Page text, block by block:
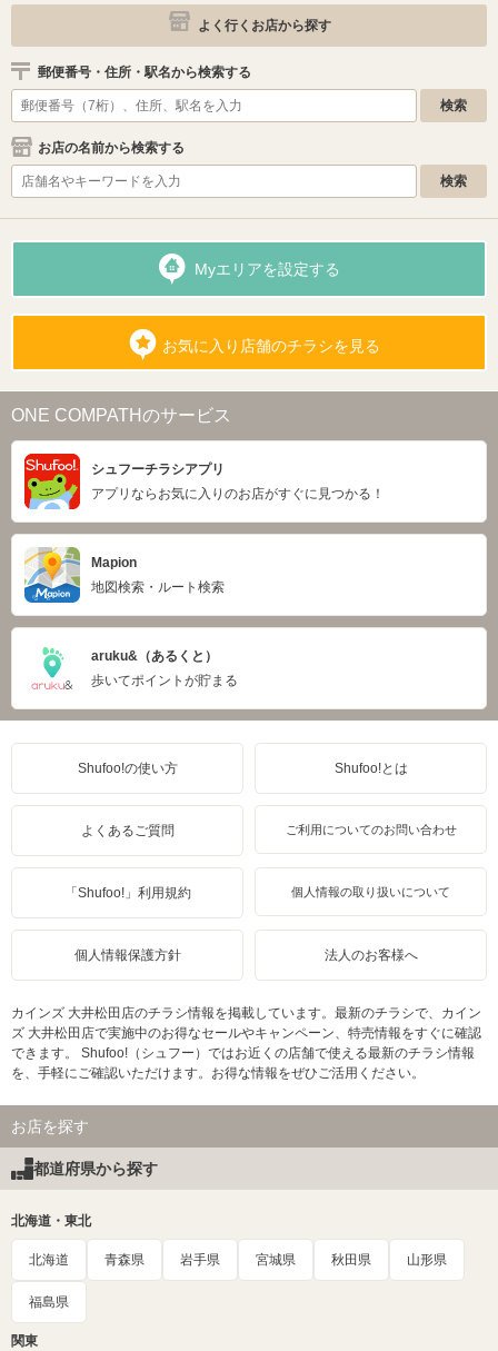
よく行くお店から探す
郵便番号・住所・駅名から検索する
お店の名前から検索する
Myエリアを設定する
お気に入り店舗のチラシを見る
ONE COMPATHのサービス
シュフーチラシアプリ
アプリならお気に入りのお店がすぐに見つかる！
Mapion
地図検索・ルート検索
aruku&（あるくと）
歩いてポイントが貯まる
Shufoo!の使い方 Shufoo!とは
よくあるご質問 ご利用についてのお問い合わせ
「Shufoo!」利用規約 個人情報の取り扱いについて
個人情報保護方針 法人のお客様へ
カインズ 大井松田店のチラシ情報を掲載しています。最新のチラシで、カイン
ズ 大井松田店で実施中のお得なセールやキャンペーン、特売情報をすぐに確認
できます。 Shufoo!（シュフー）ではお近くの店舗で使える最新のチラシ情報
を、手軽にご確認いただけます。お得な情報をぜひご活用ください。
お店を探す
都道府県から探す
北海道・東北
北海道 青森県 岩手県 宮城県 秋田県 山形県
福島県
関東